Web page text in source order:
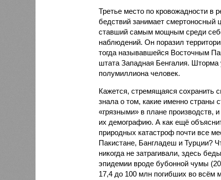
Третье место по кровожадности в
бедствий занимает смертоносный
ставший самым мощным среди
наблюдений. Он поразил
тогда называвшейся Восточным
штата Западная Бенгалия. Шторма
полумиллиона человек.
Кажется, стремящаяся сохранить
знала о том, какие именно страны
«грязными» в плане производств,
их демографию. А как ещё
природных катастроф почти все
Пакистане, Бангладеш и Турции?
никогда не затрагивали, здесь
эпидемии вроде бубонной чумы
17,4 до 100 млн погибших во всём